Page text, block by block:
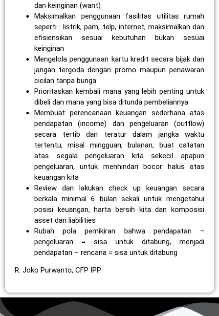
dan keinginan (want)
Maksimalkan penggunaan fasilitas utilitas rumah
seperti : listrik, pam, telp, internet, maksimalkan dan
efisiensikan sesuai kebutuhan bukan sesuai
keinginan
Mengelola penggunaan kartu kredit secara bijak dan
jangan tergoda dengan promo maupun penawaran
cicilan tanpa bunga
Prioritaskan kembali mana yang lebih penting untuk
dibeli dan mana yang bisa ditunda pembeliannya
Membuat perencanaan keuangan sederhana atas
pendapatan (income) dan pengeluaran (outflow)
secara tertib dan teratur dalam jangka waktu
tertentu, misal mingguan, bulanan, buat catatan
atas segala pengeluaran kita sekecil apapun
pengeluaran, untuk menhindari bocor halus atas
keuangan kita
Review dan lakukan check up keuangan secara
berkala minimal 6 bulan sekali untuk mengetahui
posisi keuangan, harta bersih kita dan komposisi
asset dan liabilities
Rubah pola pemikiran bahwa pendapatan –
pengeluaran = sisa untuk ditabung, menjadi
pendapatan – rencana = sisa untuk ditabung
R. Joko Purwanto, CFP IPP